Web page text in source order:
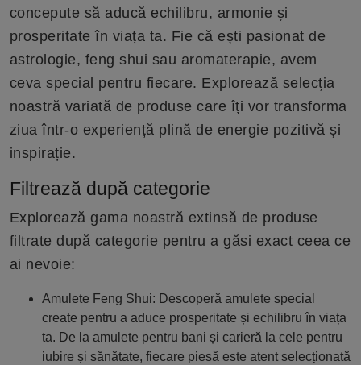
concepute să aducă echilibru, armonie și
prosperitate în viața ta. Fie că ești pasionat de
astrologie, feng shui sau aromaterapie, avem
ceva special pentru fiecare. Explorează selecția
noastră variată de produse care îți vor transforma
ziua într-o experiență plină de energie pozitivă și
inspirație.
Filtrează după categorie
Explorează gama noastră extinsă de produse
filtrate după categorie pentru a găsi exact ceea ce
ai nevoie:
Amulete Feng Shui: Descoperă amulete special
create pentru a aduce prosperitate și echilibru în viața
ta. De la amulete pentru bani și carieră la cele pentru
iubire și sănătate, fiecare piesă este atent selecționată